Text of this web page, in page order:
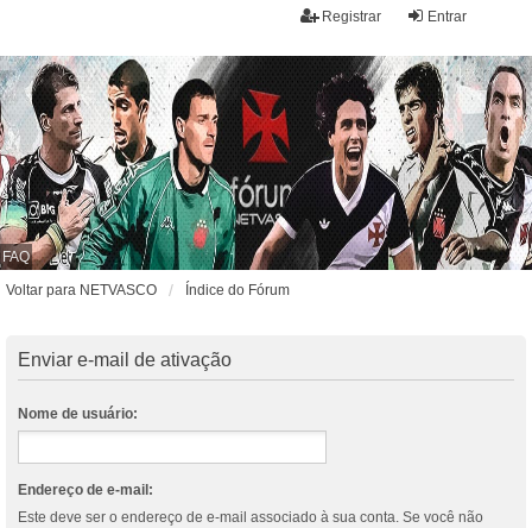
Entrar
Registrar
FAQ
Voltar para NETVASCO
Índice do Fórum
Enviar e-mail de ativação
Nome de usuário:
Endereço de e-mail:
Este deve ser o endereço de e-mail associado à sua conta. Se você não